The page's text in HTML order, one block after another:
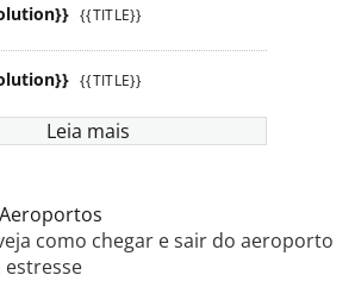
{{TITLE}}
{{TITLE}}
Leia mais
Aeroportos
como chegar e sair do aeroporto
estresse